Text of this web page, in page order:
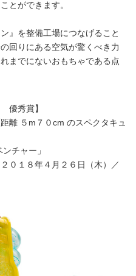
とができます。
』を整備工場につなげること
回りにある空気が驚くべき力
までにないおもちゃである点
優秀賞】
離 ５m７０cm のスペクタキュ
ンチャー」
０１８年４月２６日（木）／